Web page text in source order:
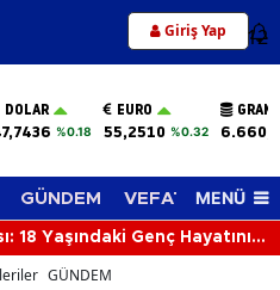
Giriş Yap 12
DOLAR
%0.18
EURO
55,2510 %0.32
GÜNDEM VEFAT EDENLER
MENÜ
18 Yaşındaki Genç Hayatını
GÜNDEM